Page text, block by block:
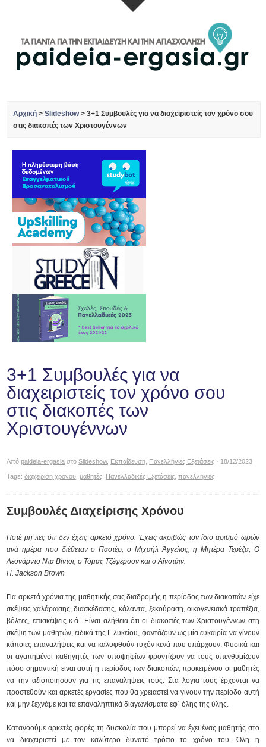
Αρχική >Slideshow>3+1 Συμβουλές για να διαχειριστείς τον χρόνο σου
στις διακοπές των Χριστουγέννων
3+1 Συμβουλές για να
διαχειριστείς τον χρόνο σου
στις διακοπές των
Χριστουγέννων
Απόpaideia-ergasia στοSlideshow, Εκπαίδευση Πανελλήνιες Εξετάσεις · 18/12/2023
Tags:διαχείριση χρόνου ,μαθητές Πανελλαδικές Εξετάσεις ,πανελληνιες
Συμβουλές Διαχείρισης Χρόνου
Ποτέ μη λες ότι δεν έχεις αρκετό χρόνο. Έχεις ακριβώς τον ίδιο αριθμό ωρών
ανά ημέρα που διέθεταν ο Παστέρ, ο Μιχαήλ Άγγελος, η Μητέρα Τερέζα, Ο
Λεονάρντο Ντα Βίντσι, ο Τόμας Τζέφερσον και ο Αϊνστάιν.
H. Jackson Brown
Για αρκετά χρόνια της μαθητικής σας διαδρομής η περίοδος των διακοπών είχε
σκέψεις χαλάρωσης, διασκέδασης, κάλαντα, ξεκούραση, οικογενειακά τραπέζια,
βόλτες, επισκέψεις κ.ά.. Είναι αλήθεια ότι οι διακοπές των Χριστουγέννων στη
σκέψη των μαθητών, ειδικά της Γ λυκείου, φαντάζουν ως μία ευκαιρία να γίνουν
κάποιες επαναλήψεις και να καλυφθούν τυχόν κενά που υπάρχουν. Φυσικά και
οι αγαπημένοι καθηγητές των υποψηφίων φροντίζουν να τους υπενθυμίζουν
πόσο σημαντική είναι αυτή η περίοδος των διακοπών, προκειμένου οι μαθητές
να την αξιοποιήσουν για τις επαναλήψεις τους. Στα λόγια τους έρχονται να
προστεθούν και αρκετές εργασίες που θα χρειαστεί να γίνουν την περίοδο αυτή
και μην ξεχνάμε και τα επαναληπτικά διαγωνίσματα εφ΄ όλης της ύλης.
Κατανοούμε αρκετές φορές τη δυσκολία που μπορεί να έχει ένας μαθητής στο
να διαχειριστεί με τον καλύτερο δυνατό τρόπο το χρόνο του. Όλη η